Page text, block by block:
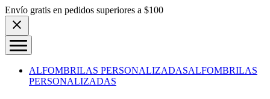
Skip to content
Envío gratis en pedidos superiores a $100
ALFOMBRILAS PERSONALIZADASALFOMBRILAS
PERSONALIZADAS